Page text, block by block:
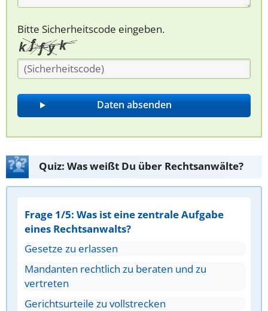
Bitte Sicherheitscode eingeben.
Quiz: Was weißt Du über Rechtsanwälte?
Frage 1/5: Was ist eine zentrale Aufgabe
eines Rechtsanwalts?
Gesetze zu erlassen
Mandanten rechtlich zu beraten und zu
vertreten
Gerichtsurteile zu vollstrecken